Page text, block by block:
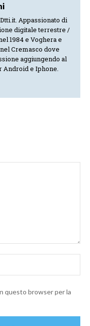
Appassionato di
digitale terrestre /
1984 e Voghera e
Cremasco dove
aggiungendo al
Android e Iphone.
questo browser per la